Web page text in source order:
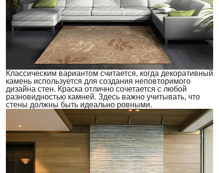
Классическим вариантом считается, когда декоративный
камень используется для создания неповторимого
дизайна стен. Краска отлично сочетается с любой
разновидностью камней. Здесь важно учитывать, что
стены должны быть идеально ровными.